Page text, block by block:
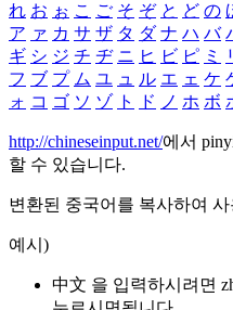
れ お ぉ こ ご そ ぞ と ど の
ア ァ カ サ ザ タ ダ ナ ハ バ
ギ シ ジ チ ヂ ニ ヒ ビ ピ ミ
フ ブ プ ム ユ ュ ル エ ェ ケ
ォ コ ゴ ソ ゾ ト ド ノ ホ ボ
http://chineseinput.net/에서
할 수 있습니다.
변환된 중국어를 복사하여
예시)
中文 을 입력하시려면